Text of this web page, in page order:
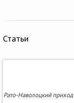
Статьи
Рато-Наволоцкий приход